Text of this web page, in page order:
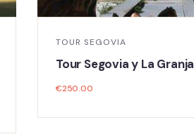
TOUR SEGOVIA
Tour Segovia y La Granja
€250.00